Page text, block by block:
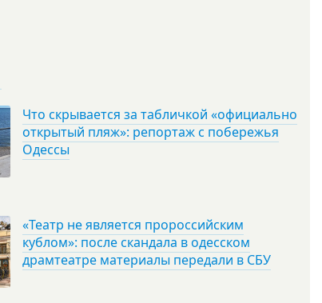
Что скрывается за табличкой «официально
открытый пляж»: репортаж с побережья
Одессы
«Театр не является пророссийским
кублом»: после скандала в одесском
драмтеатре материалы передали в СБУ